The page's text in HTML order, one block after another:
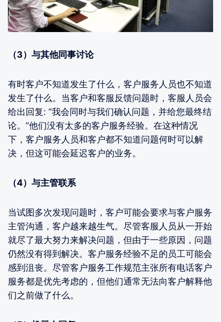
（3）与其他同事讨论
有时客户不知道发生了什么，客户服务人员也不知道
发生了什么。当客户和客服反馈问题时，客服人员会
给出回复: “我会同时与我们确认问题，并给您最终结
论。”他们没有太多的客户服务经验。在这种情况
下，客户服务人员和客户都不知道问题何时可以解
决，但这可能会延迟客户的业务。
（4）与主管联系
当试图多次发现问题时，客户可能会要求与客户服务
主管沟通，客户越来越生气。尽管客服人员从一开始
就尽了最大努力来解决问题，但由于一些原因，问题
仍然没有得到解决。客户服务经验不足的员工可能会
感到沮丧。尽管客户服务工作规范主张所有电话客户
服务都是优先考虑的，但他们通常无法向客户解释他
们之前做了什么。